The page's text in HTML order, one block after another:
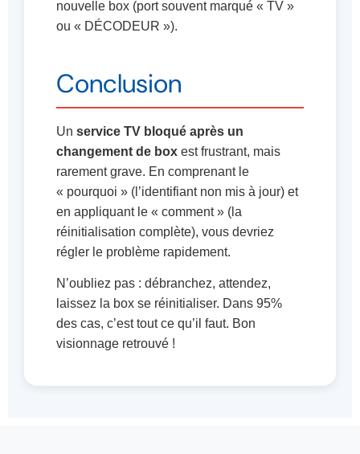
nouvelle box (port souvent marqué « TV »
ou « DÉCODEUR »).
Conclusion
Un service TV bloqué après un
changement de box est frustrant, mais
rarement grave. En comprenant le
« pourquoi » (l’identifiant non mis à jour) et
en appliquant le « comment » (la
réinitialisation complète), vous devriez
régler le problème rapidement.
N’oubliez pas : débranchez, attendez,
laissez la box se réinitialiser. Dans 95%
des cas, c’est tout ce qu’il faut. Bon
visionnage retrouvé !